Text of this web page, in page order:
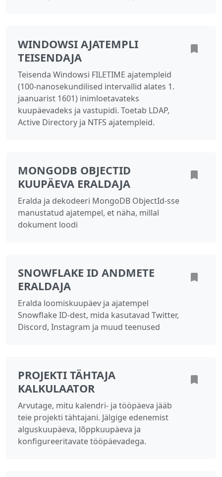
WINDOWSI AJATEMPLI
TEISENDAJA
Teisenda Windowsi FILETIME ajatempleid
(100-nanosekundilised intervallid alates 1.
jaanuarist 1601) inimloetavateks
kuupäevadeks ja vastupidi. Toetab LDAP,
Active Directory ja NTFS ajatempleid.
MONGODB OBJECTID
KUUPÄEVA ERALDAJA
Eralda ja dekodeeri MongoDB ObjectId-sse
manustatud ajatempel, et näha, millal
dokument loodi
SNOWFLAKE ID ANDMETE
ERALDAJA
Eralda loomiskuupäev ja ajatempel
Snowflake ID-dest, mida kasutavad Twitter,
Discord, Instagram ja muud teenused
PROJEKTI TÄHTAJA
KALKULAATOR
Arvutage, mitu kalendri- ja tööpäeva jääb
teie projekti tähtajani. Jälgige edenemist
alguskuupäeva, lõppkuupäeva ja
konfigureeritavate tööpäevadega.